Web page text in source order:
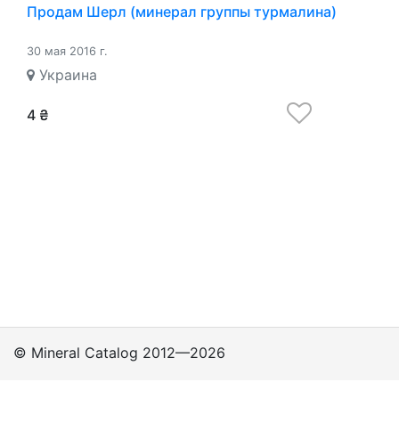
Продам Шерл (минерал группы турмалина)
30 мая 2016 г.
Украина
4 ₴
© Mineral Catalog 2012—2026